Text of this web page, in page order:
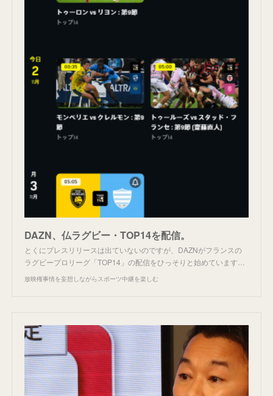
DAZN、仏ラグビー・TOP14を配信。
とくにプレスリリースは出ていないのですが、DAZNがフランスの
ラグビープロリーグ「TOP14」の配信をひっそりと始めています…
放映権事情を妄想しながらスポーツ中継を楽しむ